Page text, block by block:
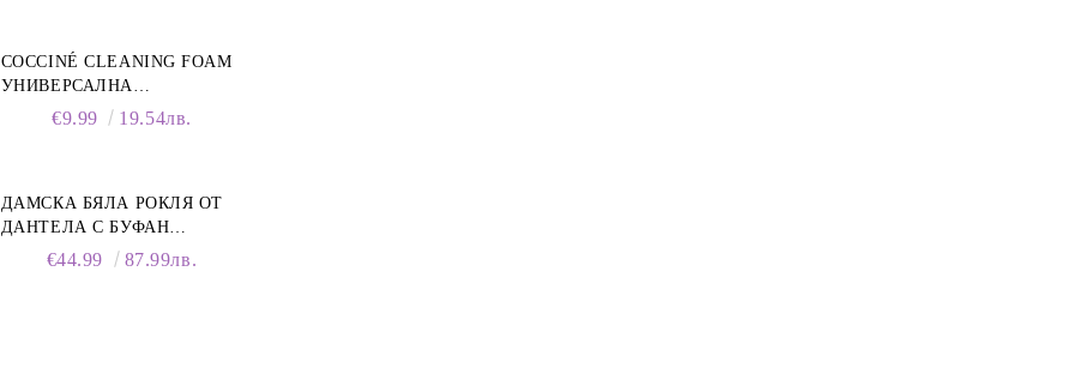
COCCINÉ CLEANING FOAM
УНИВЕРСАЛНА
ПОЧИСТВАЩА ПЯНА ЗА
€9.99 19.54лв.
ДАМСКА БЯЛА РОКЛЯ ОТ
ДАНТЕЛА С БУФАН
РЪКАВИ И ЯКА
€44.99 87.99лв.